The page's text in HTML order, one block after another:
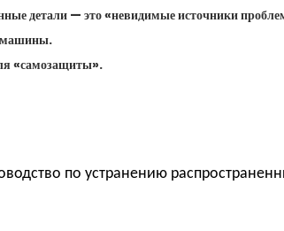
детали — это «невидимые источники
машины.
«самозащиты».
по устранению